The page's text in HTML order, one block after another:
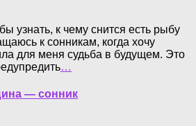
узнать, к чему снится есть рыбу
к сонникам, когда хочу
для меня судьба в будущем. Это
…
— сонник